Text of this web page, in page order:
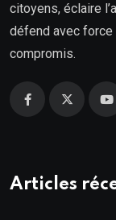
citoyens, éclaire
défend avec
compromis.
Articles